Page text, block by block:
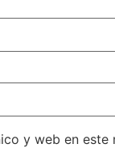
y web en